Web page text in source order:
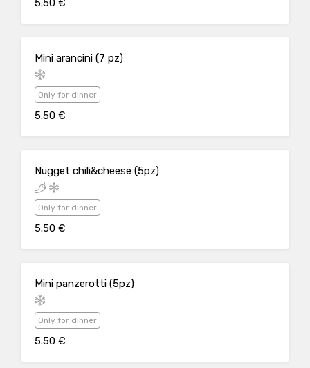
5.50 €
Mini arancini (7 pz)
Only for dinner
5.50 €
Nugget chili&cheese (5pz)
Only for dinner
5.50 €
Mini panzerotti (5pz)
Only for dinner
5.50 €